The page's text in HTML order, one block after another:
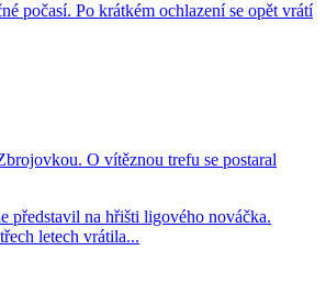
počasí. Po krátkém ochlazení se opět vrátí
O vítěznou trefu se postaral
představil na hřišti ligového nováčka.
letech vrátila...